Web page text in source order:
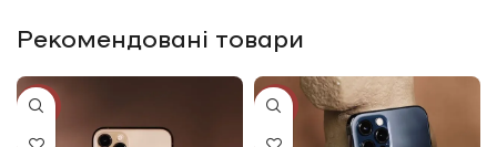
Рекомендовані товари
-25% -20%